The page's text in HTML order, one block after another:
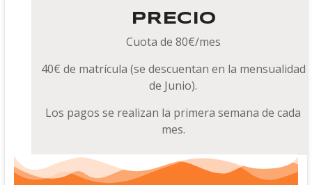
PRECIO
Cuota de 80€/mes
40€ de matrícula (se descuentan en la mensualidad
de Junio).
Los pagos se realizan la primera semana de cada
mes.